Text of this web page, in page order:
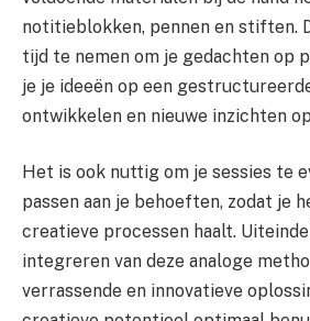
notitieblokken, pennen en stiften.
tijd te nemen om je gedachten op
je je ideeën op een
ontwikkelen en nieuwe inzichten
Het is ook nuttig om je sessies te
passen aan je behoeften, zodat je
creatieve processen haalt.
integreren van deze analoge
verrassende en innovatieve